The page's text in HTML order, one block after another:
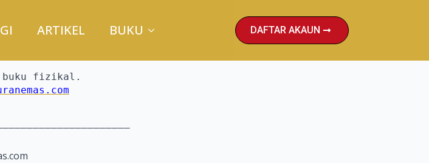
ARTIKEL BUKU DAFTAR AKAUN
buku fizikal.